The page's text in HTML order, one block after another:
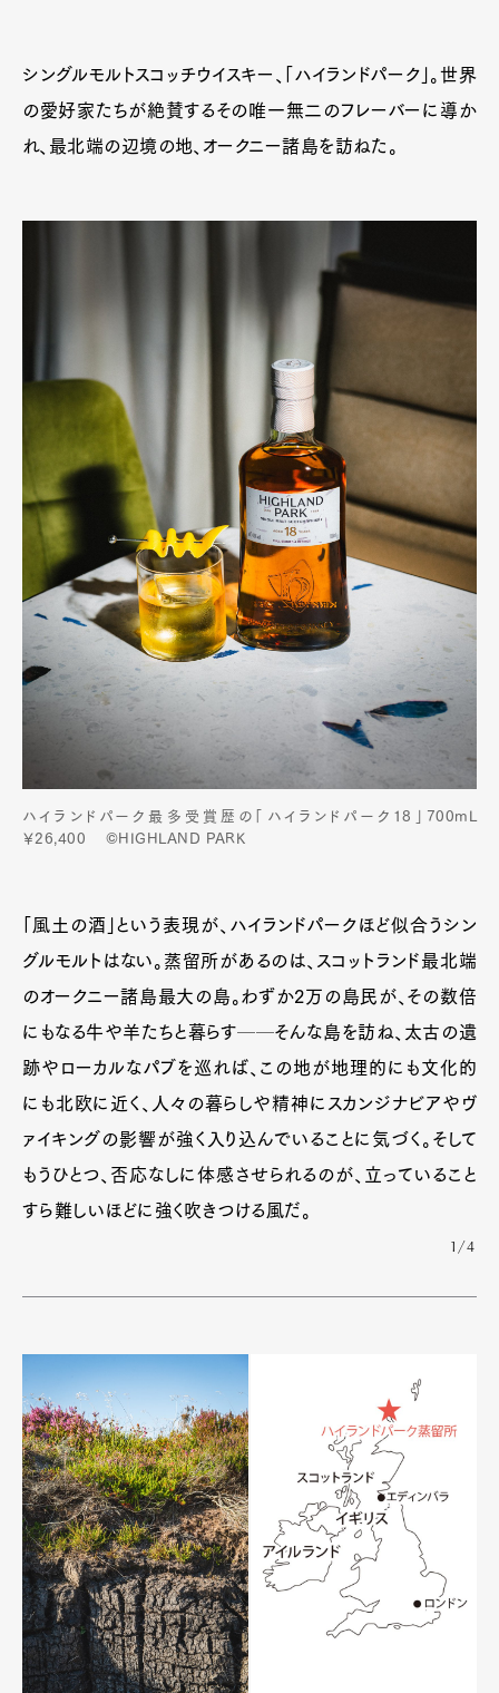
シングルモルトスコッチウイスキー、「ハイランドパーク」。世界
の愛好家たちが絶賛するその唯一無二のフレーバーに導か
れ、最北端の辺境の地、オークニー諸島を訪ねた。
ハイランドパーク最多受賞歴の「ハイランドパーク18」700mL
￥26,400 ©HIGHLAND PARK
「風土の酒」という表現が、ハイランドパークほど似合うシン
グルモルトはない。蒸留所があるのは、スコットランド最北端
のオークニー諸島最大の島。わずか2万の島民が、その数倍
にもなる牛や羊たちと暮らす──そんな島を訪ね、太古の遺
跡やローカルなパブを巡れば、この地が地理的にも文化的
にも北欧に近く、人々の暮らしや精神にスカンジナビアやヴ
ァイキングの影響が強く入り込んでいることに気づく。そして
もうひとつ、否応なしに体感させられるのが、立っていること
すら難しいほどに強く吹きつける風だ。
1/4